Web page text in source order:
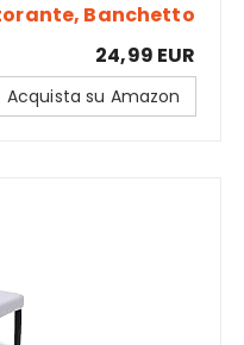
Banchetto
24,99 EUR
Acquista su Amazon